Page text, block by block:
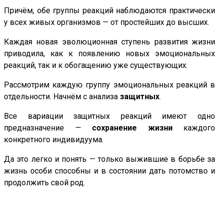
Причём, обе группы реакций наблюдаются практически
у всех живых организмов — от простейших до высших.
Каждая новая эволюционная ступень развития жизни
приводила, как к появлению новых эмоциональных
реакций, так и к обогащению уже существующих.
Рассмотрим каждую группу эмоциональных реакций в
отдельности. Начнём с анализа защитных.
Все вариации защитных реакций имеют одно
предназначение — сохранение жизникаждого
конкретного индивидуума.
Да это легко и понять — только выжившие в борьбе за
жизнь особи способны и в состоянии дать потомство и
продолжить свой род.